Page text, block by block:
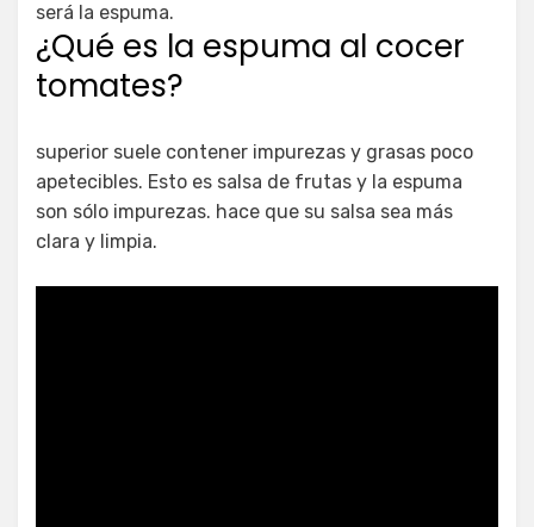
será la espuma.
¿Qué es la espuma al cocer
tomates?
superior suele contener impurezas y grasas poco
apetecibles. Esto es salsa de frutas y la espuma
son sólo impurezas. hace que su salsa sea más
clara y limpia.